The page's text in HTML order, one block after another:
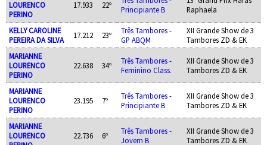
LOURENCO
PERINO
17.933 22º
Principiante B
Raphaela
KELLY CAROLINE
PEREIRA DA SILVA
17.212 23º
Três Tambores -
GP ABQM
XII Grande Show de 3
Tambores ZD & EK
MARIANNE
LOURENCO
PERINO
22.638 34º
Três Tambores -
Feminino Class.
XII Grande Show de 3
Tambores ZD & EK
MARIANNE
LOURENCO
PERINO
23.195 7º
Três Tambores -
Principiante B
XII Grande Show de 3
Tambores ZD & EK
MARIANNE
LOURENCO
22.736 6º
Três Tambores -
Jovem B
XII Grande Show de 3
Tambores ZD & EK